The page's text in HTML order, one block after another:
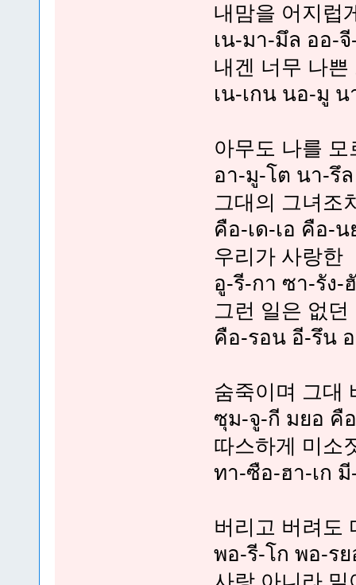
내맘을 어지럽
เน-มา-มึล ออ-
내겐 너무 나쁜
เน-เกน นอ-มู
아무도 나를 모
อา-มู-โต นา-รึ
그대의 그녀조
คือ-เด-เอ คือ-
우리가 사랑한
อู-รี-กา ซา-รัง-
그런 일은 없던
คือ-รอน อี-รึน
숨죽이며 그대
ซุม-จู-กี มยอ คื
따스하게 미소
ทา-ซือ-ฮา-เก
버리고 버려도
พอ-รี-โก พอ-ร